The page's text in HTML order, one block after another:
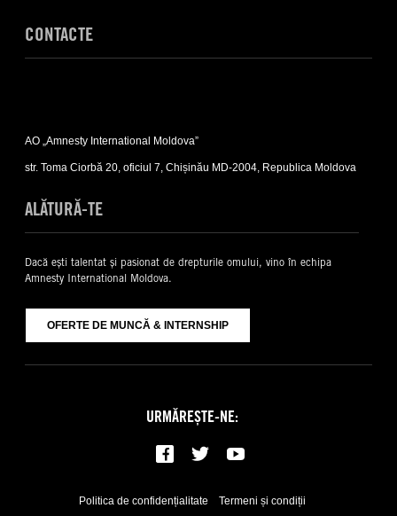
CONTACTE
Contacte
sub-
list
AO „Amnesty International Moldova”
str. Toma Ciorbă 20, oficiul 7, Chișinău MD-2004, Republica Moldova
ALĂTURĂ-TE
Dacă ești talentat și pasionat de drepturile omului, vino în echipa
Amnesty International Moldova.
OFERTE DE MUNCĂ & INTERNSHIP
Politica de confidențialitate Termeni și condiții
URMĂREȘTE-NE: